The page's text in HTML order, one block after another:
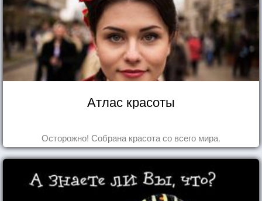
Атлас красоты
Осторожно! Собрана красота со всего мира.